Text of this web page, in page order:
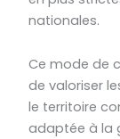
nationales.
Ce mode de
de valoriser
le territoire
adaptée à la